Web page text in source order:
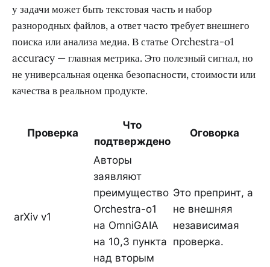
у задачи может быть текстовая часть и набор
разнородных файлов, а ответ часто требует внешнего
поиска или анализа медиа. В статье Orchestra-o1
accuracy — главная метрика. Это полезный сигнал, но
не универсальная оценка безопасности, стоимости или
качества в реальном продукте.
Проверка
Что
подтверждено
Оговорка
arXiv v1
Авторы
заявляют
преимущество
Orchestra-o1
на OmniGAIA
на 10,3 пункта
над вторым
Это препринт, а
не внешняя
независимая
проверка.